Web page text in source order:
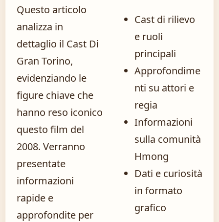
Questo articolo
analizza in
dettaglio il Cast Di
Gran Torino,
evidenziando le
figure chiave che
hanno reso iconico
questo film del
2008. Verranno
presentate
informazioni
rapide e
approfondite per
Cast di rilievo
e ruoli
principali
Approfondime
nti su attori e
regia
Informazioni
sulla comunità
Hmong
Dati e curiosità
in formato
grafico